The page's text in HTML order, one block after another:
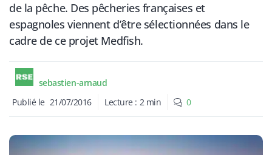
de la pêche. Des pêcheries françaises et
espagnoles viennent d’être sélectionnées dans le
cadre de ce projet Medfish.
sebastien-arnaud
Publié le 21/07/2016 Lecture : 2 min 0